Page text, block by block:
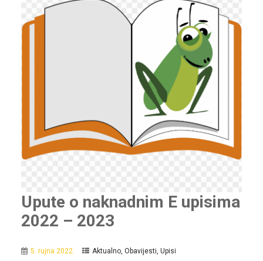
Upute o naknadnim E upisima
2022 – 2023
5. rujna 2022. Aktualno, Obavijesti, Upisi